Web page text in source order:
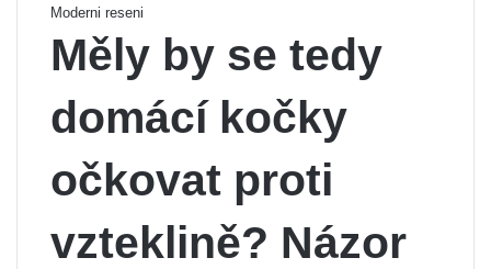
Moderni reseni
Měly by se tedy
domácí kočky
očkovat proti
vzteklině? Názor